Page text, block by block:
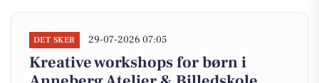
DET SKER 29-07-2026 07:05
Kreative workshops for børn i